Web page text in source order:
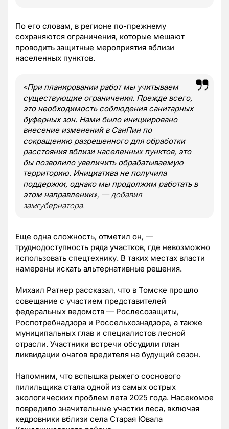
По его словам, в регионе по-прежнему
сохраняются ограничения, которые мешают
проводить защитные мероприятия вблизи
населенных пунктов.
«При планировании работ мы учитываем
существующие ограничения. Прежде всего,
это необходимость соблюдения санитарных
буферных зон. Нами было инициировано
внесение изменений в СанПин по
сокращению разрешенного для обработки
расстояния вблизи населенных пунктов, это
бы позволило увеличить обрабатываемую
территорию. Инициатива не получила
поддержки, однако мы продолжим работать в
этом направлении», — добавил
замгубернатора.
Еще одна сложность, отметил он, —
труднодоступность ряда участков, где невозможно
использовать спецтехнику. В таких местах власти
намерены искать альтернативные решения.
Михаил Ратнер рассказал, что в Томске прошло
совещание с участием представителей
федеральных ведомств — Рослесозащиты,
Роспотребнадзора и Россельхознадзора, а также
муниципальных глав и специалистов лесной
отрасли. Участники встречи обсудили план
ликвидации очагов вредителя на будущий сезон.
Напомним, что вспышка рыжего соснового
пилильщика стала одной из самых острых
экологических проблем лета 2025 года. Насекомое
повредило значительные участки леса, включая
кедровники вблизи села Старая Ювала